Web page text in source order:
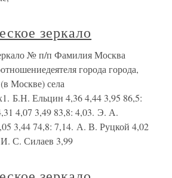
зеркало
№ п/п Фамилия Москва
города города,
Москве) села
Б.Н. Ельцин 4,36 4,44 3,95 86,5:
4,07 3,49 83,8: 4,03. Э. А.
3,44 74,8: 7,14. А. В. Руцкой 4,02
С. Силаев 3,99